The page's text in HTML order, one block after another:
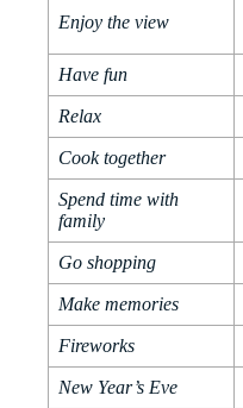
Enjoy the view
Have fun
Relax
Cook together
Spend time with
family
Go shopping
Make memories
Fireworks
New Year’s Eve